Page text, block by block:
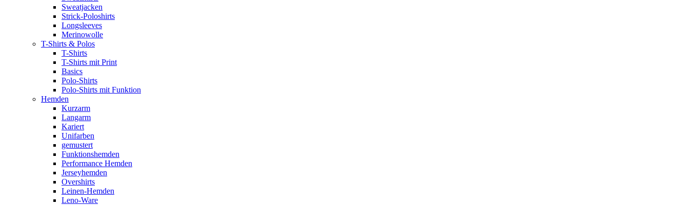
Sweatjacken
Strick-Poloshirts
Longsleeves
Merinowolle
T-Shirts & Polos
T-Shirts
T-Shirts mit Print
Basics
Polo-Shirts
Polo-Shirts mit Funktion
Hemden
Kurzarm
Langarm
Kariert
Unifarben
gemustert
Funktionshemden
Performance Hemden
Jerseyhemden
Overshirts
Leinen-Hemden
Leno-Ware